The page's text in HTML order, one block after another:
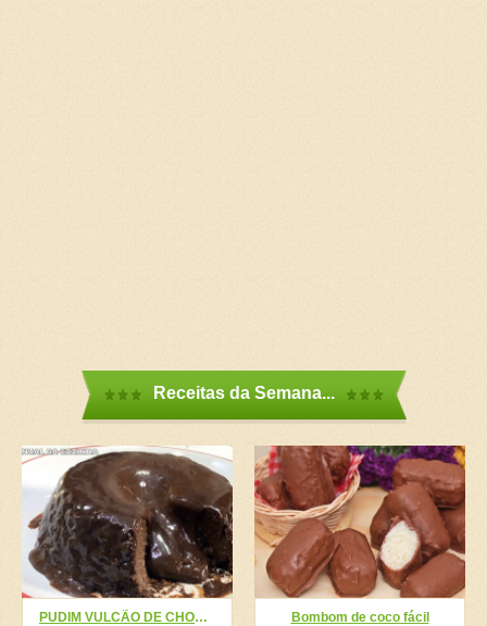
Receitas da Semana...
PUDIM VULCÃO DE CHOCOLATE – FÁCIL E RÁPIDO
Bombom de coco fácil